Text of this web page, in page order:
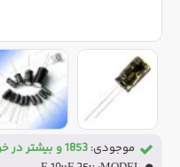
موجودی: 1853 و بیشتر در خرید عمده